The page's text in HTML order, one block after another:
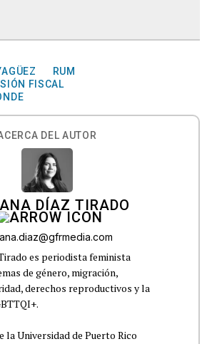
RUM
FISCAL
DEL AUTOR
DÍAZ TIRADO
es periodista feminista
de género, migración,
derechos reproductivos y la
la Universidad de Puerto Rico